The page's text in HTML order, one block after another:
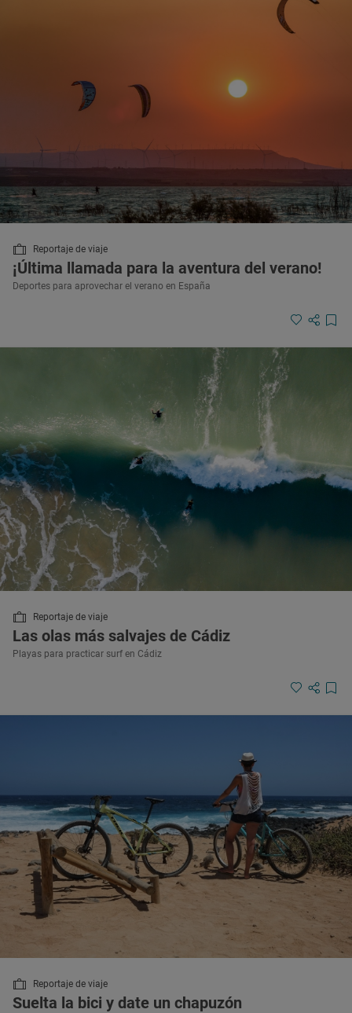
Reportaje de viaje
¡Última llamada para la aventura del verano!
Deportes para aprovechar el verano en España
Reportaje de viaje
Las olas más salvajes de Cádiz
Playas para practicar surf en Cádiz
Reportaje de viaje
Suelta la bici y date un chapuzón